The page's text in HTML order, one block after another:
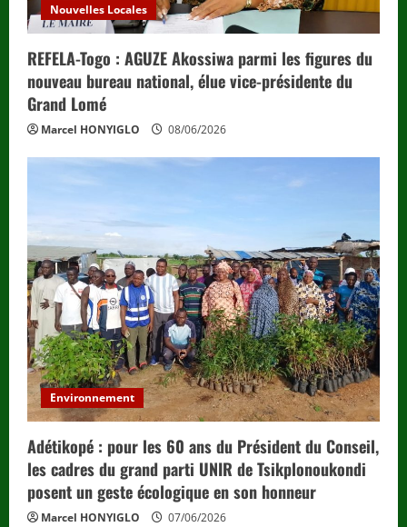
Nouvelles Locales
REFELA-Togo : AGUZE Akossiwa parmi les figures du
nouveau bureau national, élue vice-présidente du
Grand Lomé
Marcel HONYIGLO 08/06/2026
Environnement
Adétikopé : pour les 60 ans du Président du Conseil,
les cadres du grand parti UNIR de Tsikplonoukondi
posent un geste écologique en son honneur
Marcel HONYIGLO 07/06/2026